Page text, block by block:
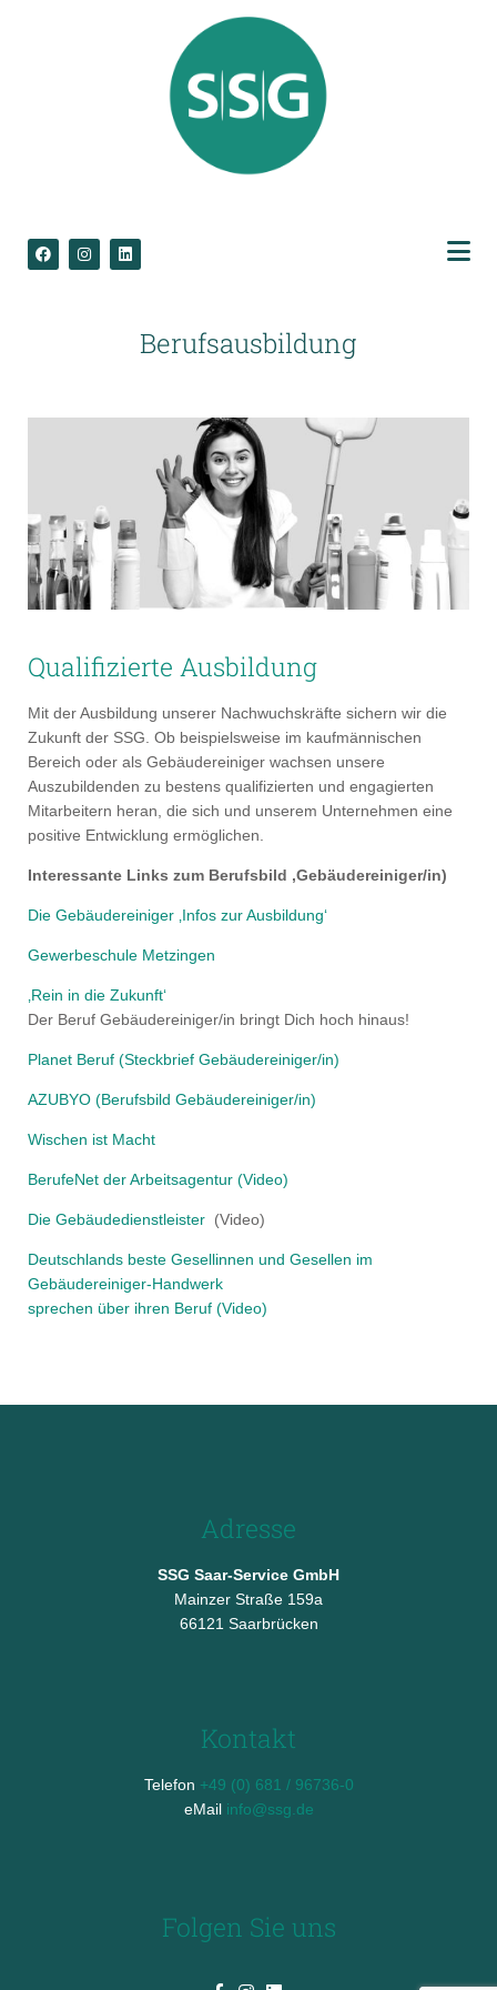
Berufsausbildung
Qualifizierte Ausbildung
Mit der Ausbildung unserer Nachwuchskräfte sichern wir die
Zukunft der SSG. Ob beispielsweise im kaufmännischen
Bereich oder als Gebäudereiniger wachsen unsere
Auszubildenden zu bestens qualifizierten und engagierten
Mitarbeitern heran, die sich und unserem Unternehmen eine
positive Entwicklung ermöglichen.
Interessante Links zum Berufsbild ‚Gebäudereiniger/in)
Die Gebäudereiniger ‚Infos zur Ausbildung‘
Gewerbeschule Metzingen
‚Rein in die Zukunft‘
Der Beruf Gebäudereiniger/in bringt Dich hoch hinaus!
Planet Beruf (Steckbrief Gebäudereiniger/in)
AZUBYO (Berufsbild Gebäudereiniger/in)
Wischen ist Macht
BerufeNet der Arbeitsagentur (Video)
Die Gebäudedienstleister (Video)
Deutschlands beste Gesellinnen und Gesellen im
Gebäudereiniger-Handwerk
sprechen über ihren Beruf (Video)
Adresse
SSG Saar-Service GmbH
Mainzer Straße 159a
66121 Saarbrücken
Kontakt
Telefon +49 (0) 681 / 96736-0
eMail info@ssg.de
Folgen Sie uns